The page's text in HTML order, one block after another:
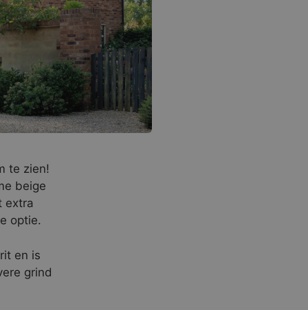
te zien!
beige
extra
optie.
en is
grind